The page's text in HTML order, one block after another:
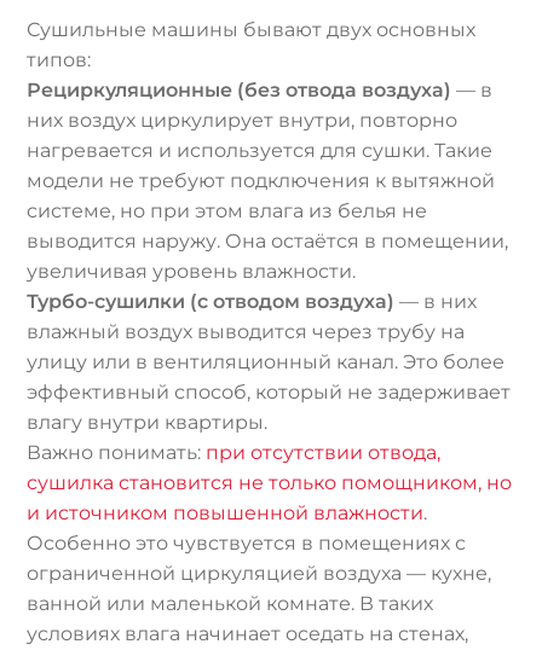
Сушильные машины бывают двух основных
типов:
Рециркуляционные (без отвода воздуха) — в
них воздух циркулирует внутри, повторно
нагревается и используется для сушки. Такие
модели не требуют подключения к вытяжной
системе, но при этом влага из белья не
выводится наружу. Она остаётся в помещении,
увеличивая уровень влажности.
Турбо-сушилки (с отводом воздуха) — в них
влажный воздух выводится через трубу на
улицу или в вентиляционный канал. Это более
эффективный способ, который не задерживает
влагу внутри квартиры.
Важно понимать: при отсутствии отвода,
сушилка становится не только помощником, но
и источником повышенной влажности.
Особенно это чувствуется в помещениях с
ограниченной циркуляцией воздуха — кухне,
ванной или маленькой комнате. В таких
условиях влага начинает оседать на стенах,